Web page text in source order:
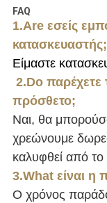
FAQ
1.Are εσείς
κατασκευαστής;
Είμαστε
2.Do παρέχετε
πρόσθετο;
Ναι, θα
χρεώνουμε
καλυφθεί από το
3.What είναι
Ο χρόνος